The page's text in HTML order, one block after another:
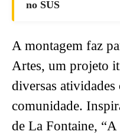
no SUS
A montagem faz
Artes, um projeto
diversas
comunidade.
de La Fontaine,